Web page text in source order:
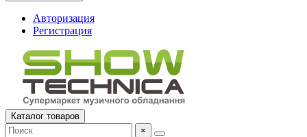
Авторизация
Регистрация
Каталог товаров
×